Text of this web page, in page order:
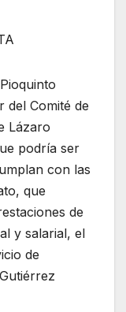
del Comité de
Lázaro
podría ser
con las
que
de
y salarial, el
de